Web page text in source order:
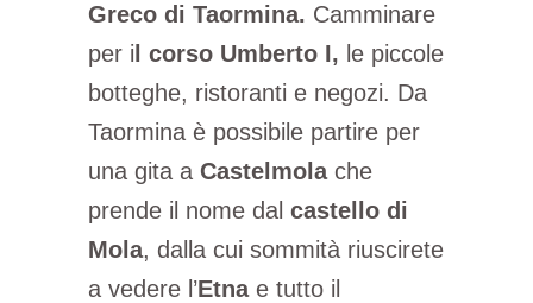
Greco di Taormina. Camminare
per i l corso Umberto I, le piccole
botteghe, ristoranti e negozi. Da
Taormina è possibile partire per
una gita a Castelmolache
prende il nome dal castello di
Mola, dalla cui sommità riuscirete
a vedere l’Etnae tutto il